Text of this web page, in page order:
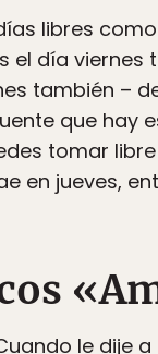
libres
el día
también –
que
tomar
en jueves,
le dije